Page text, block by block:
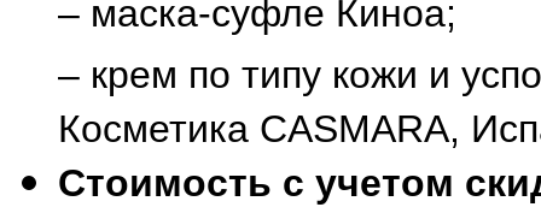
– маска-суфле Киноа;
– крем по типу кожи и
Косметика CASMARA,
Стоимость с учетом